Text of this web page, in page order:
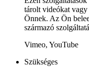
tárolt videókat vagy
Önnek. Az Ön
származó
Vimeo, YouTube
Szükséges